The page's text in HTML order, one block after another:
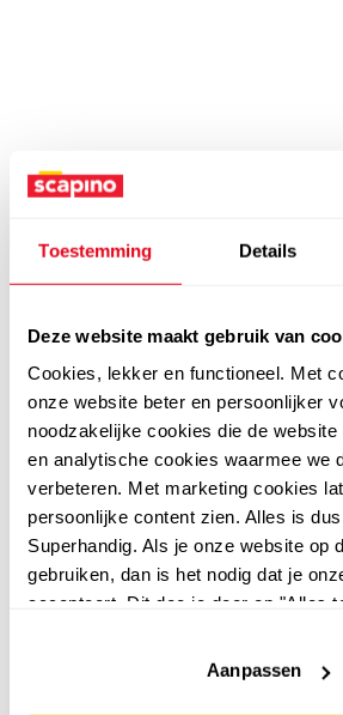
Toestemming Details
Deze website maakt gebruik van
Cookies, lekker en functioneel. Met
onze website beter en persoonlijker
noodzakelijke cookies die de
en analytische cookies waarmee we
verbeteren. Met marketing cookies
persoonlijke content zien. Alles is
Superhandig. Als je onze website op
gebruiken, dan is het nodig dat je
accepteert. Dit doe je door op "Alles
website niet optimaal functioneert.
Aanpassen